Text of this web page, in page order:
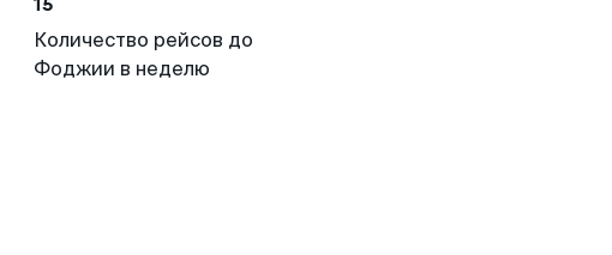
Количество рейсов до
Фоджии в неделю